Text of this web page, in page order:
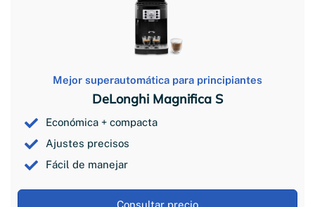
Mejor superautomática para principiantes
DeLonghi Magnifica S
Económica + compacta
Ajustes precisos
Fácil de manejar
Consultar precio